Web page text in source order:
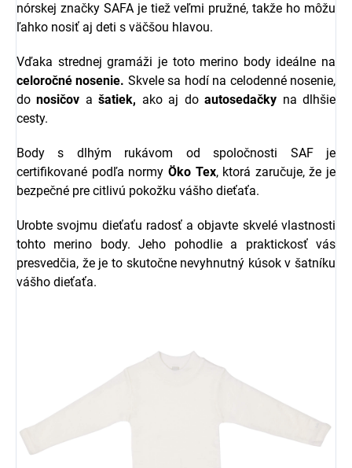
nórskej značky SAFA je tiež veľmi pružné, takže ho môžu
ľahko nosiť aj deti s väčšou hlavou.
Vďaka strednej gramáži je toto merino body ideálne na
celoročné nosenie. Skvele sa hodí na celodenné nosenie,
donosičov ašatiek, ako aj doautosedačky na dlhšie
cesty.
Body s dlhým rukávom od spoločnosti SAF je
certifikované podľa normy Öko Tex, ktorá zaručuje, že je
bezpečné pre citlivú pokožku vášho dieťaťa.
Urobte svojmu dieťaťu radosť a objavte skvelé vlastnosti
tohto merino body. Jeho pohodlie a praktickosť vás
presvedčia, že je to skutočne nevyhnutný kúsok v šatníku
vášho dieťaťa.